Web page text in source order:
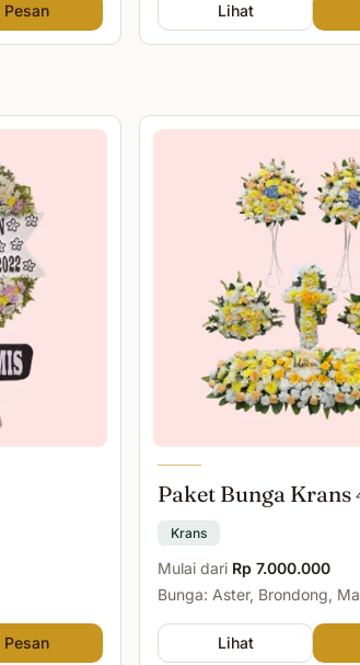
Pesan Lihat
Pesan
Paket Bunga Krans
Krans
Mulai dari Rp 7.000.000
Bunga: Aster, Brondong,
Lihat